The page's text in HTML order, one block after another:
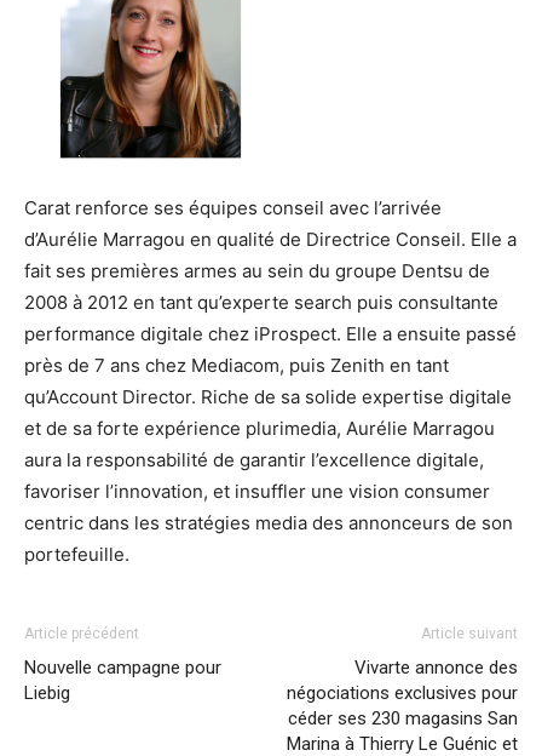
Carat renforce ses équipes conseil avec l’arrivée
d’Aurélie Marragou en qualité de Directrice Conseil. Elle a
fait ses premières armes au sein du groupe Dentsu de
2008 à 2012 en tant qu’experte search puis consultante
performance digitale chez iProspect. Elle a ensuite passé
près de 7 ans chez Mediacom, puis Zenith en tant
qu’Account Director. Riche de sa solide expertise digitale
et de sa forte expérience plurimedia, Aurélie Marragou
aura la responsabilité de garantir l’excellence digitale,
favoriser l’innovation, et insuffler une vision consumer
centric dans les stratégies media des annonceurs de son
portefeuille.
Article précédent
Nouvelle campagne pour
Liebig
Article suivant
Vivarte annonce des
négociations exclusives pour
céder ses 230 magasins San
Marina à Thierry Le Guénic et